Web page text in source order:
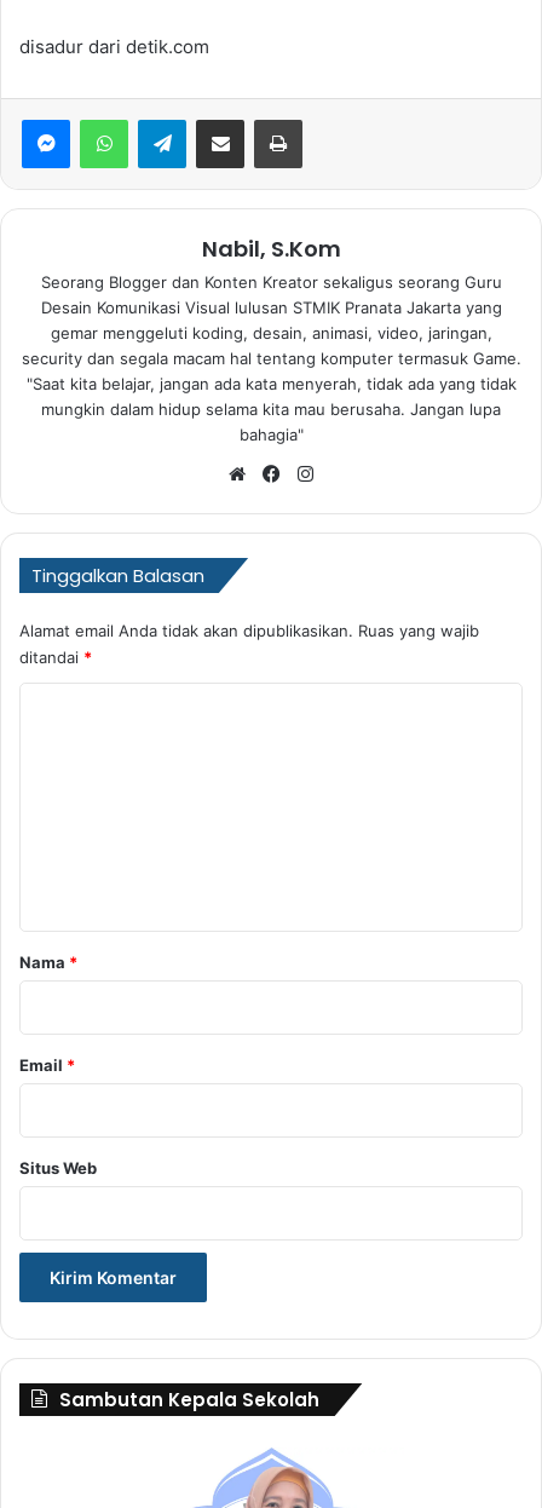
disadur dari detik.com
WhatsAppTelegramBagikan via Email Print
Nabil, S.Kom
Seorang Blogger dan Konten Kreator sekaligus seorang Guru
Desain Komunikasi Visual lulusan STMIK Pranata Jakarta yang
gemar menggeluti koding, desain, animasi, video, jaringan,
security dan segala macam hal tentang komputer termasuk Game.
"Saat kita belajar, jangan ada kata menyerah, tidak ada yang tidak
mungkin dalam hidup selama kita mau berusaha. Jangan lupa
bahagia"
WebsiteFacebook
Tinggalkan Balasan
Alamat email Anda tidak akan dipublikasikan. Ruas yang wajib
ditandai *
r
Nama *
Email *
Situs Web
Sambutan Kepala Sekolah